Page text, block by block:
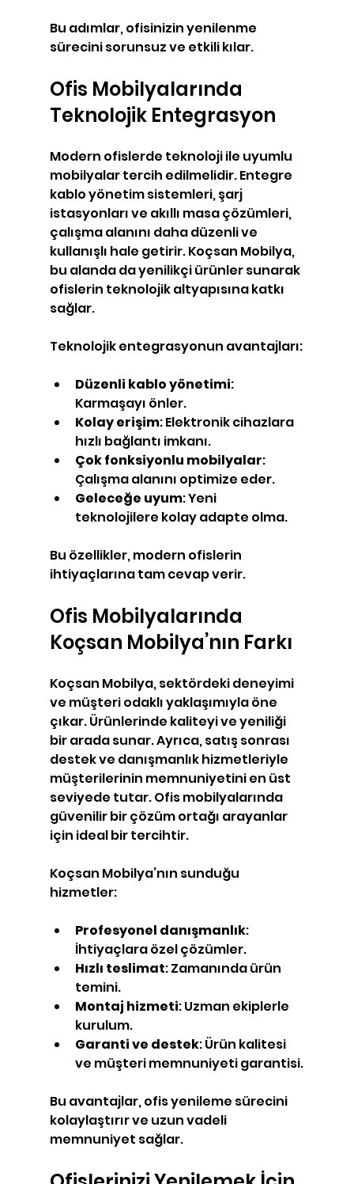
Bu adımlar, ofisinizin yenilenme
sürecini sorunsuz ve etkili kılar.
Ofis Mobilyalarında
Teknolojik Entegrasyon
Modern ofislerde teknoloji ile uyumlu
mobilyalar tercih edilmelidir. Entegre
kablo yönetim sistemleri, şarj
istasyonları ve akıllı masa çözümleri,
çalışma alanını daha düzenli ve
kullanışlı hale getirir. Koçsan Mobilya,
bu alanda da yenilikçi ürünler sunarak
ofislerin teknolojik altyapısına katkı
sağlar.
Teknolojik entegrasyonun avantajları:
Düzenli kablo yönetimi:
Karmaşayı önler.
Kolay erişim: Elektronik cihazlara
hızlı bağlantı imkanı.
Çok fonksiyonlu mobilyalar:
Çalışma alanını optimize eder.
Geleceğe uyum: Yeni
teknolojilere kolay adapte olma.
Bu özellikler, modern ofislerin
ihtiyaçlarına tam cevap verir.
Ofis Mobilyalarında
Koçsan Mobilya’nın Farkı
Koçsan Mobilya, sektördeki deneyimi
ve müşteri odaklı yaklaşımıyla öne
çıkar. Ürünlerinde kaliteyi ve yeniliği
bir arada sunar. Ayrıca, satış sonrası
destek ve danışmanlık hizmetleriyle
müşterilerinin memnuniyetini en üst
seviyede tutar. Ofis mobilyalarında
güvenilir bir çözüm ortağı arayanlar
için ideal bir tercihtir.
Koçsan Mobilya’nın sunduğu
hizmetler:
Profesyonel danışmanlık:
İhtiyaçlara özel çözümler.
Hızlı teslimat: Zamanında ürün
temini.
Montaj hizmeti: Uzman ekiplerle
kurulum.
Garanti ve destek: Ürün kalitesi
ve müşteri memnuniyeti garantisi.
Bu avantajlar, ofis yenileme sürecini
kolaylaştırır ve uzun vadeli
memnuniyet sağlar.